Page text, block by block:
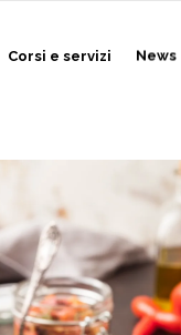
Corsi e servizi News